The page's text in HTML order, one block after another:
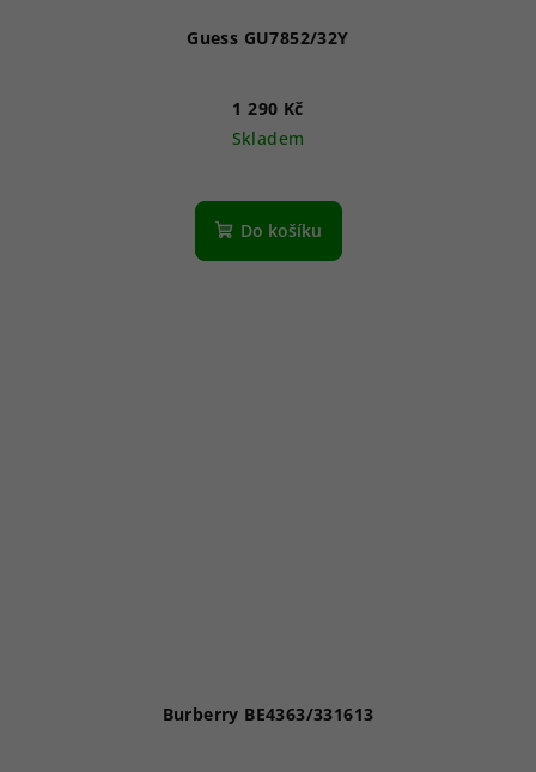
Guess GU7852/32Y
1 290 Kč
Skladem
Do košíku
Burberry BE4363/331613